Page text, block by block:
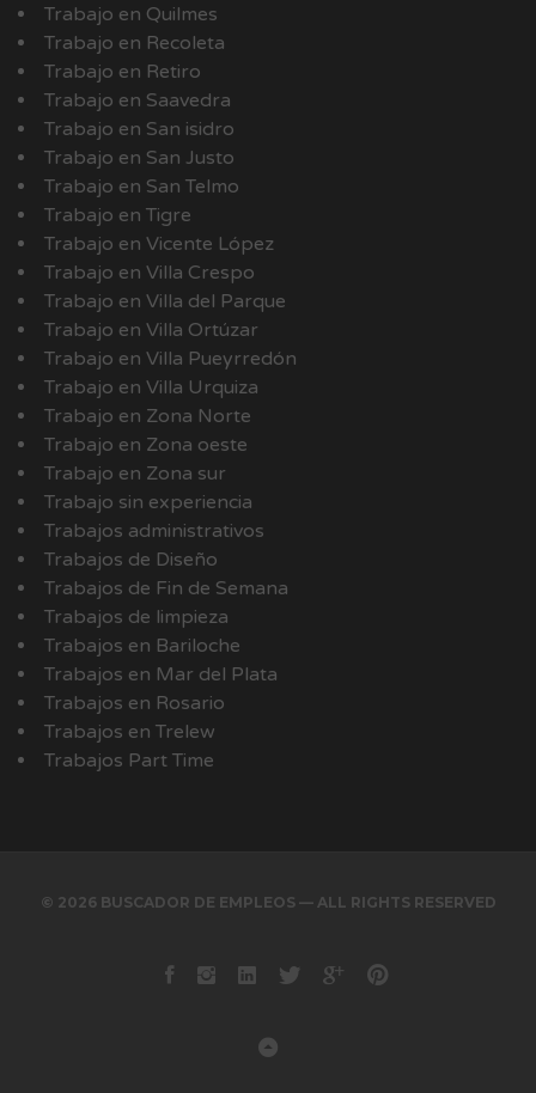
Trabajo en Quilmes
Trabajo en Recoleta
Trabajo en Retiro
Trabajo en Saavedra
Trabajo en San isidro
Trabajo en San Justo
Trabajo en San Telmo
Trabajo en Tigre
Trabajo en Vicente López
Trabajo en Villa Crespo
Trabajo en Villa del Parque
Trabajo en Villa Ortúzar
Trabajo en Villa Pueyrredón
Trabajo en Villa Urquiza
Trabajo en Zona Norte
Trabajo en Zona oeste
Trabajo en Zona sur
Trabajo sin experiencia
Trabajos administrativos
Trabajos de Diseño
Trabajos de Fin de Semana
Trabajos de limpieza
Trabajos en Bariloche
Trabajos en Mar del Plata
Trabajos en Rosario
Trabajos en Trelew
Trabajos Part Time
© 2026 BUSCADOR DE EMPLEOS — ALL RIGHTS RESERVED
Facebook
instagram
LinkedinTwitterGoogle+